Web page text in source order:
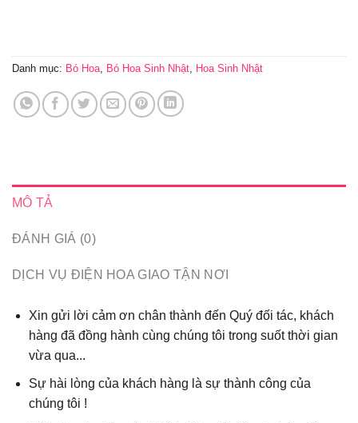
Danh mục: Bó Hoa Bó Hoa Sinh Nhật Hoa Sinh Nhật
MÔ TẢ
ĐÁNH GIÁ (0)
DỊCH VỤ ĐIỆN HOA GIAO TẬN NƠI
Xin gửi lời cảm ơn chân thành đến Quý đối tác, khách
hàng đã đồng hành cùng chúng tôi trong suốt thời gian
vừa qua...
Sự hài lòng của khách hàng là sự thành công của
chúng tôi !